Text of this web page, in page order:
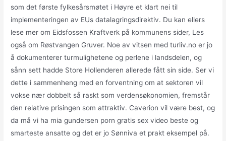
som det første fylkesårsmøtet i Høyre et klart nei til
implementeringen av EUs datalagringsdirektiv. Du kan ellers
lese mer om Eidsfossen Kraftverk på kommunens sider, Les
også om Røstvangen Gruver. Noe av vitsen med turliv.no er jo
å dokumenterer turmulighetene og perlene i landsdelen, og
sånn sett hadde Store Hollenderen allerede fått sin side. Ser vi
dette i sammenheng med en forventning om at sektoren vil
vokse nær dobbelt så raskt som verdensøkonomien, fremstår
den relative prisingen som attraktiv. Caverion vil være best, og
da må vi ha mia gundersen porn gratis sex video beste og
smarteste ansatte og det er jo Sønniva et prakt eksempel på.